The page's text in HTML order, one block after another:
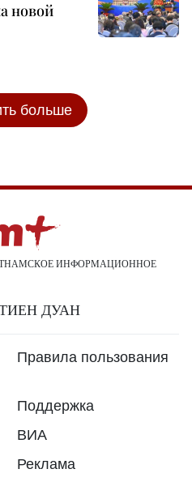
новой
больше
ИНФОРМАЦИОННОЕ
ТИЕН ДУАН
Правила пользования
Поддержка
ВИА
Реклама